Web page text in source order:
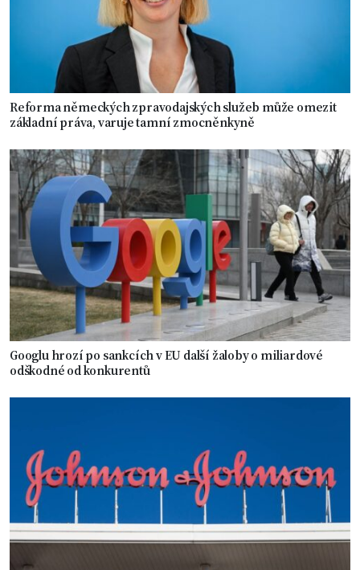
Reforma německých zpravodajských služeb může omezit
základní práva, varuje tamní zmocněnkyně
Googlu hrozí po sankcích v EU další žaloby o miliardové
odškodné od konkurentů